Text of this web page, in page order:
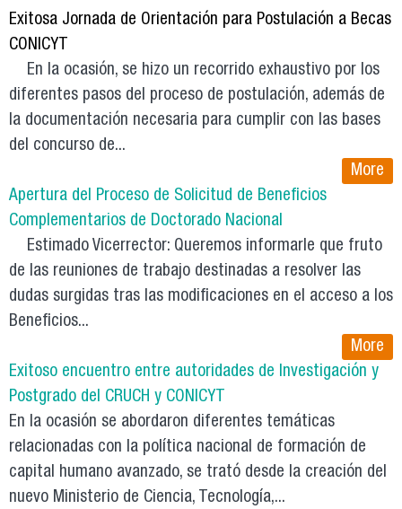
Exitosa Jornada de Orientación para Postulación a Becas
CONICYT
En la ocasión, se hizo un recorrido exhaustivo por los
diferentes pasos del proceso de postulación, además de
la documentación necesaria para cumplir con las bases
del concurso de...
More
Apertura del Proceso de Solicitud de Beneficios
Complementarios de Doctorado Nacional
Estimado Vicerrector: Queremos informarle que fruto
de las reuniones de trabajo destinadas a resolver las
dudas surgidas tras las modificaciones en el acceso a los
Beneficios...
More
Exitoso encuentro entre autoridades de Investigación y
Postgrado del CRUCH y CONICYT
En la ocasión se abordaron diferentes temáticas
relacionadas con la política nacional de formación de
capital humano avanzado, se trató desde la creación del
nuevo Ministerio de Ciencia, Tecnología,...